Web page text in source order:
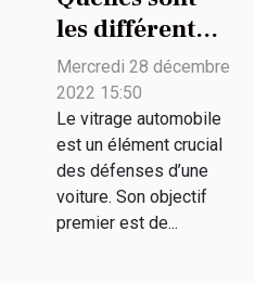
les différentes
options de
vitres
automobiles ?
Mercredi 28 décembre
2022 15:50
Le vitrage automobile
est un élément crucial
des défenses d’une
voiture. Son objectif
premier est de...